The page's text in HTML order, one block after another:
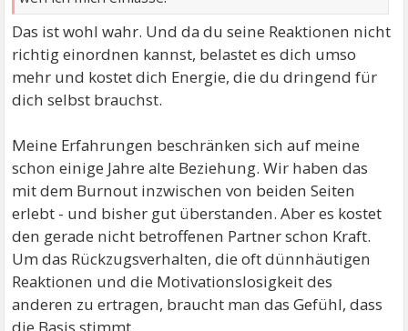
wenn die Basis eine andere wäre und ich ihn schon
lange kennen würde auch ohne die Diagnose, wäre es
vielleicht etwas anderes, aber so weiß ich ja nicht auf
wen ich mich einlasse.
Das ist wohl wahr. Und da du seine Reaktionen nicht
richtig einordnen kannst, belastet es dich umso
mehr und kostet dich Energie, die du dringend für
dich selbst brauchst.
Meine Erfahrungen beschränken sich auf meine
schon einige Jahre alte Beziehung. Wir haben das
mit dem Burnout inzwischen von beiden Seiten
erlebt - und bisher gut überstanden. Aber es kostet
den gerade nicht betroffenen Partner schon Kraft.
Um das Rückzugsverhalten, die oft dünnhäutigen
Reaktionen und die Motivationslosigkeit des
anderen zu ertragen, braucht man das Gefühl, dass